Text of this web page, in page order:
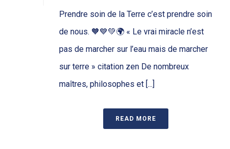
Prendre soin de la Terre c’est prendre soin
de nous. 🧡💙💚🌍 « Le vrai miracle n’est
pas de marcher sur l’eau mais de marcher
sur terre » citation zen De nombreux
maîtres, philosophes et [...]
READ MORE